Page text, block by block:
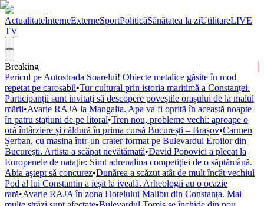
ActualitateInterneExterneSportPoliticăSănătatea la ziUtilitareLIVE
TV
Breaking
Pericol pe Autostrada Soarelui! Obiecte metalice găsite în mod
repetat pe carosabil•Tur cultural prin istoria maritimă a Constanței.
Participanții sunt invitați să descopere poveștile orașului de la malul
mării•Avarie RAJA la Mangalia. Apa va fi oprită în această noapte
în patru stațiuni de pe litoral•Tren nou, probleme vechi: aproape o
oră întârziere și căldură în prima cursă București – Brașov•Carmen
Șerban, cu mașina într-un crater format pe Bulevardul Eroilor din
București. Artista a scăpat nevătămată•David Popovici a plecat la
Europenele de nataţie: Simt adrenalina competiţiei de o săptămână.
Abia aştept să concurez•Dunărea a scăzut atât de mult încât vechiul
Pod al lui Constantin a ieșit la iveală. Arheologii au o ocazie
rară•Avarie RAJA în zona Hotelului Malibu din Constanța. Mai